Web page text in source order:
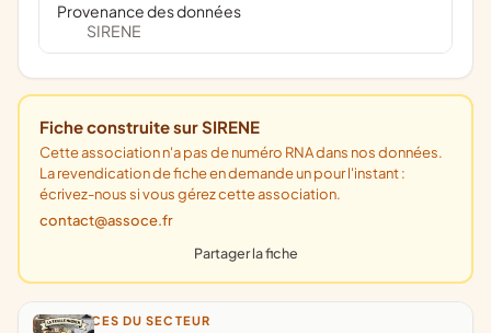
Provenance des données
SIRENE
Fiche construite sur SIRENE
Cette association n'a pas de numéro RNA dans nos données.
La revendication de fiche en demande un pour l'instant :
écrivez-nous si vous gérez cette association.
contact@assoce.fr
Partager la fiche
ANNONCES DU SECTEUR